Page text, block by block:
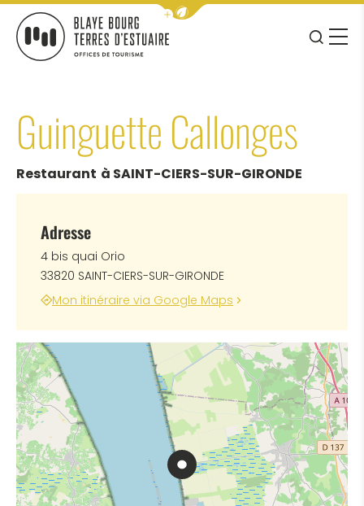
Afficher la barre de navigation
JE
MENU
Guinguette Callonges
Restaurant à SAINT-CIERS-SUR-GIRONDE
Adresse
4 bis quai Orio
33820 SAINT-CIERS-SUR-GIRONDE
Mon itinéraire via Google Maps